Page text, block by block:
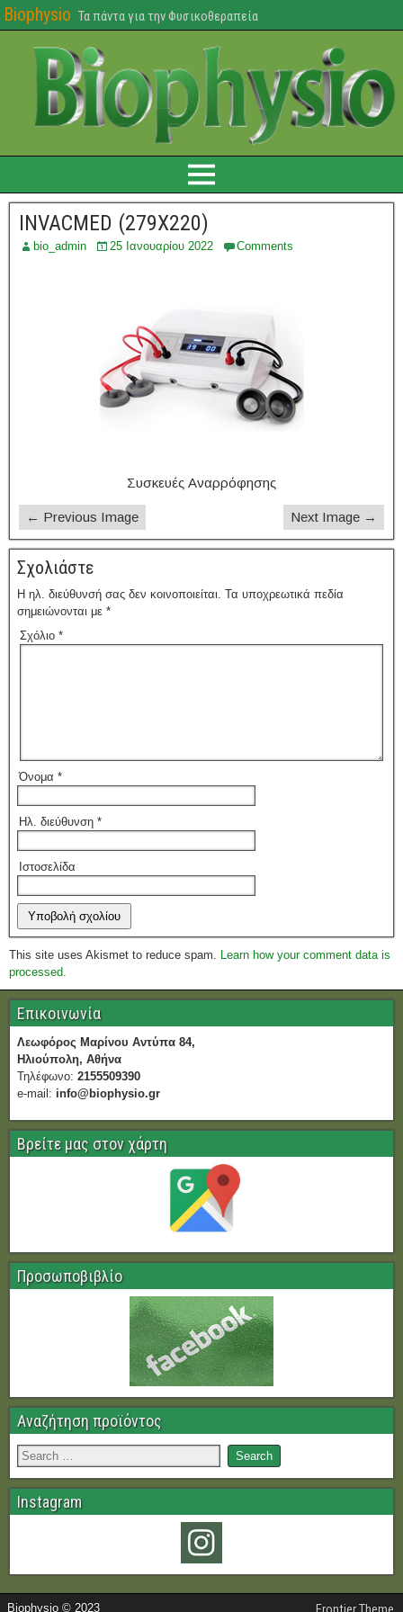
Biophysio Τα πάντα για την Φυσικοθεραπεία
INVACMED (279X220)
bio_admin 25 Ιανουαρίου 2022 Comments
Συσκευές Αναρρόφησης
← Previous Image Next Image →
Σχολιάστε
Η ηλ. διεύθυνσή σας δεν κοινοποιείται. Τα υποχρεωτικά πεδία
σημειώνονται με *
Σχόλιο *
Όνομα *
Ηλ. διεύθυνση *
Ιστοσελίδα
This site uses Akismet to reduce spam. Learn how your comment data is
processed.
Επικοινωνία
Λεωφόρος Μαρίνου Αντύπα 84,
Ηλιούπολη, Αθήνα
Τηλέφωνο: 2155509390
e-mail: info@biophysio.gr
Βρείτε μας στον χάρτη
Προσωποβιβλίο
Αναζήτηση προϊόντος
Instagram
Biophysio © 2023